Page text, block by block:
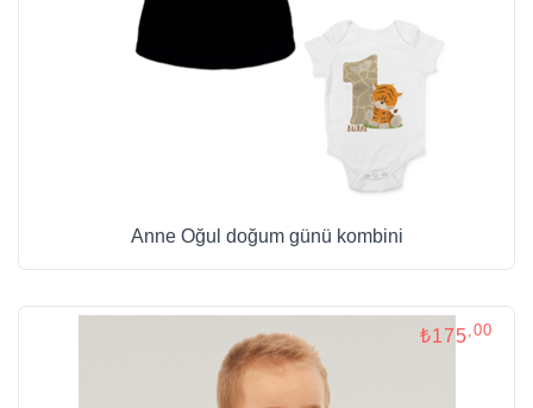
Anne Oğul doğum günü kombini
₺175 ,00